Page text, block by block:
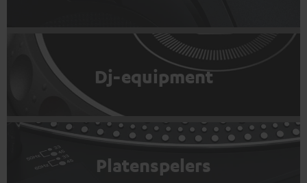
Dj-equipment
Platenspelers